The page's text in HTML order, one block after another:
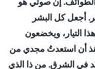
أجعل كل البشر
التيار، ويخضعون
أن استعدتُ مجدي من
في الشرق. من ذا الذي